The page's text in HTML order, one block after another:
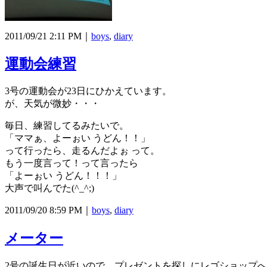
2011/09/21 2:11 PM｜ boys, diary
運動会練習
3号の運動会が23日にひかえています。
が、天気が微妙・・・
毎日、練習してるみたいで。
「ママぁ、よーぉい うどん！！」
って行ったら、走るんだよぉ って。
もう一度言って！って言ったら
「よーぉい うどん！！！」
大声で叫んでた(^_^;)
2011/09/20 8:59 PM｜ boys, diary
メーター